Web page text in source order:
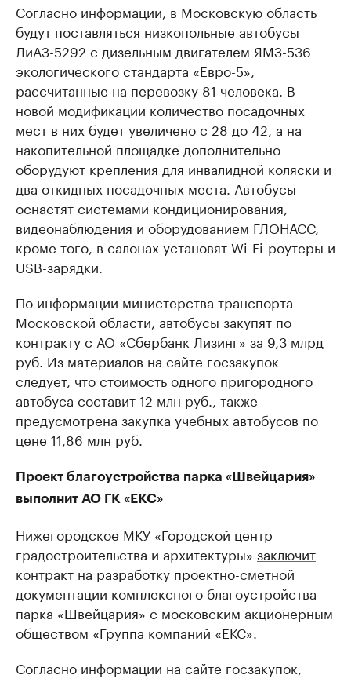
Согласно информации, в Московскую область
будут поставляться низкопольные автобусы
ЛиАЗ-5292 с дизельным двигателем ЯМЗ-536
экологического стандарта «Евро-5»,
рассчитанные на перевозку 81 человека. В
новой модификации количество посадочных
мест в них будет увеличено с 28 до 42, а на
накопительной площадке дополнительно
оборудуют крепления для инвалидной коляски и
два откидных посадочных места. Автобусы
оснастят системами кондиционирования,
видеонаблюдения и оборудованием ГЛОНАСС,
кроме того, в салонах установят Wi-Fi-роутеры и
USB-зарядки.
По информации министерства транспорта
Московской области, автобусы закупят по
контракту с АО «Сбербанк Лизинг» за 9,3 млрд
руб. Из материалов на сайте госзакупок
следует, что стоимость одного пригородного
автобуса составит 12 млн руб., также
предусмотрена закупка учебных автобусов по
цене 11,86 млн руб.
Проект благоустройства парка «Швейцария»
выполнит АО ГК «ЕКС»
Нижегородское МКУ «Городской центр
градостроительства и архитектуры» заключит
контракт на разработку проектно-сметной
документации комплексного благоустройства
парка «Швейцария» с московским акционерным
обществом «Группа компаний «ЕКС».
Согласно информации на сайте госзакупок,